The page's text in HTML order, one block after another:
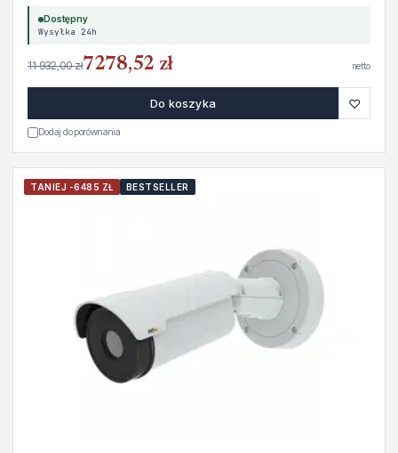
Dostępny
Wysyłka 24h
11 932,00 zł7278,52 zł netto
Do koszyka ♡
Dodaj do porównania
TANIEJ -6485 ZŁ BESTSELLER